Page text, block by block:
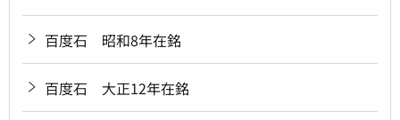
百度石 昭和8年在銘
百度石 大正12年在銘